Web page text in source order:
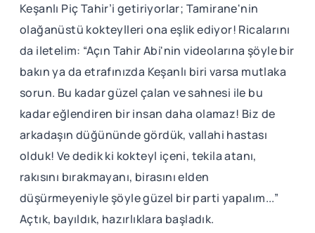
Keşanlı Piç Tahir’i getiriyorlar; Tamirane'nin
olağanüstü kokteylleri ona eşlik ediyor! Ricalarını
da iletelim: “Açın Tahir Abi'nin videolarına şöyle bir
bakın ya da etrafınızda Keşanlı biri varsa mutlaka
sorun. Bu kadar güzel çalan ve sahnesi ile bu
kadar eğlendiren bir insan daha olamaz! Biz de
arkadaşın düğününde gördük, vallahi hastası
olduk! Ve dedik ki kokteyl içeni, tekila atanı,
rakısını bırakmayanı, birasını elden
düşürmeyeniyle şöyle güzel bir parti yapalım...”
Açtık, bayıldık, hazırlıklara başladık.